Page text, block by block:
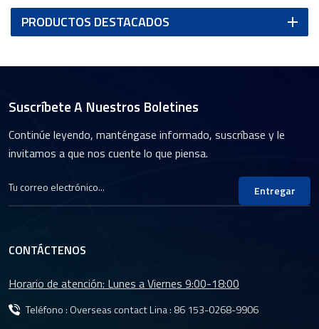
PRODUCTOS DESTACADOS
Suscríbete A Nuestros Boletines
Continúe leyendo, manténgase informado, suscríbase y le
invitamos a que nos cuente lo que piensa.
Entregar
CONTÁCTENOS
Horario de atención: Lunes a Viernes 9:00-18:00
Teléfono : Overseas contact Lina : 86 153-0268-9906